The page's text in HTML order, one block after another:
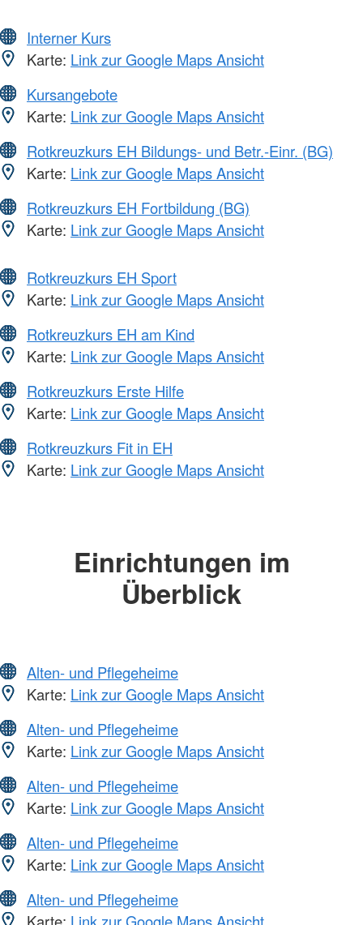
Interner Kurs
Karte: Link zur Google Maps Ansicht
Kursangebote
Karte: Link zur Google Maps Ansicht
Rotkreuzkurs EH Bildungs- und Betr.-Einr. (BG)
Karte: Link zur Google Maps Ansicht
Rotkreuzkurs EH Fortbildung (BG)
Karte: Link zur Google Maps Ansicht
Rotkreuzkurs EH Sport
Karte: Link zur Google Maps Ansicht
Rotkreuzkurs EH am Kind
Karte: Link zur Google Maps Ansicht
Rotkreuzkurs Erste Hilfe
Karte: Link zur Google Maps Ansicht
Rotkreuzkurs Fit in EH
Karte: Link zur Google Maps Ansicht
Einrichtungen im
Überblick
Alten- und Pflegeheime
Karte: Link zur Google Maps Ansicht
Alten- und Pflegeheime
Karte: Link zur Google Maps Ansicht
Alten- und Pflegeheime
Karte: Link zur Google Maps Ansicht
Alten- und Pflegeheime
Karte: Link zur Google Maps Ansicht
Alten- und Pflegeheime
Karte: Link zur Google Maps Ansicht